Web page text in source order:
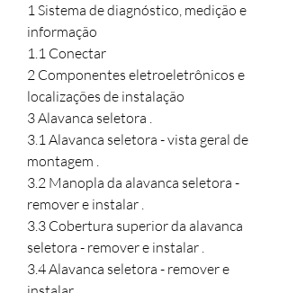
1 Sistema de diagnóstico, medição e
informação
1.1 Conectar
2 Componentes eletroeletrônicos e
localizações de instalação
3 Alavanca seletora .
3.1 Alavanca seletora - vista geral de
montagem .
3.2 Manopla da alavanca seletora -
remover e instalar .
3.3 Cobertura superior da alavanca
seletora - remover e instalar .
3.4 Alavanca seletora - remover e